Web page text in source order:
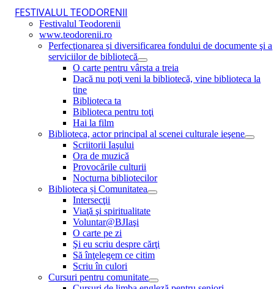
FESTIVALUL TEODORENII
Festivalul Teodorenii
www.teodorenii.ro
Perfecţionarea şi diversificarea fondului de documente şi a
serviciilor de bibliotecă
O carte pentru vârsta a treia
Dacă nu poţi veni la bibliotecă, vine biblioteca la
tine
Biblioteca ta
Biblioteca pentru toţi
Hai la film
Biblioteca, actor principal al scenei culturale ieşene
Scriitorii Iaşului
Ora de muzică
Provocările culturii
Nocturna bibliotecilor
Biblioteca și Comunitatea
Intersecţii
Viaţă şi spiritualitate
Voluntar@BJIaşi
O carte pe zi
Şi eu scriu despre cărţi
Să înţelegem ce citim
Scriu în culori
Cursuri pentru comunitate